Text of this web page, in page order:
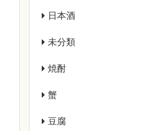
日本酒
未分類
焼酎
蟹
豆腐